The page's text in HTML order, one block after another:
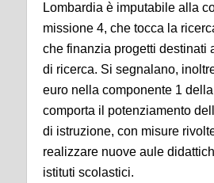
Lombardia è imputabile alla
missione 4, che tocca la
che finanzia progetti destinati
di ricerca. Si segnalano,
euro nella componente 1
comporta il potenziamento
di istruzione, con misure
realizzare nuove aule
istituti scolastici.